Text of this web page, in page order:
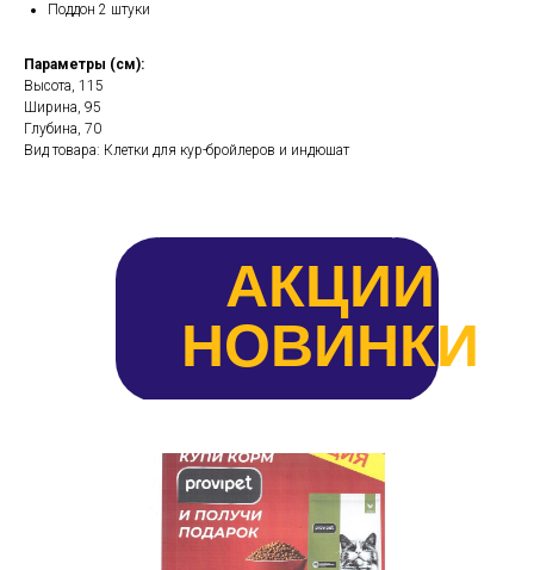
Поддон 2 штуки
Параметры (см):
Высота, 115
Ширина, 95
Глубина, 70
Вид товара: Клетки для кур-бройлеров и индюшат
АКЦИИ
НОВИНКИ